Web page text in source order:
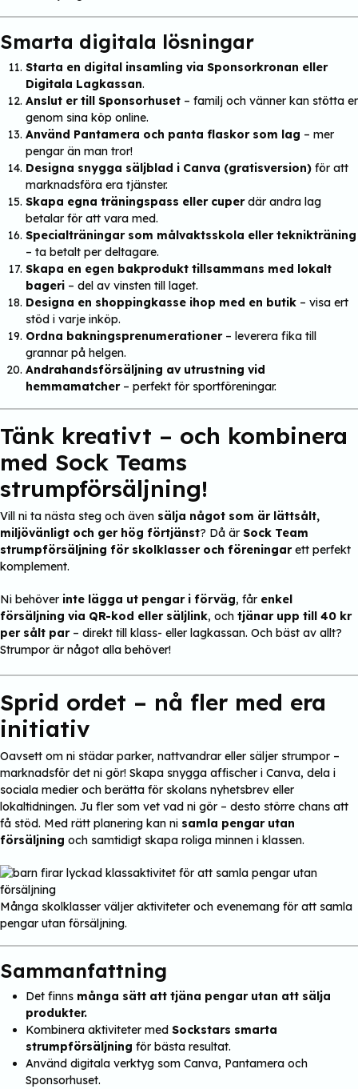
Smarta digitala lösningar
Starta en digital insamling via Sponsorkronan eller
Digitala Lagkassan.
Anslut er till Sponsorhuset – familj och vänner kan stötta er
genom sina köp online.
Använd Pantamera och panta flaskor som lag – mer
pengar än man tror!
Designa snygga säljblad i Canva (gratisversion) för att
marknadsföra era tjänster.
Skapa egna träningspass eller cuperdär andra lag
betalar för att vara med.
Specialträningar som målvaktsskola eller teknikträning
– ta betalt per deltagare.
Skapa en egen bakprodukt tillsammans med lokalt
bageri – del av vinsten till laget.
Designa en shoppingkasse ihop med en butik – visa ert
stöd i varje inköp.
Ordna bakningsprenumerationer– leverera fika till
grannar på helgen.
Andrahandsförsäljning av utrustning vid
hemmamatcher– perfekt för sportföreningar.
Tänk kreativt – och kombinera
med Sock Teams
strumpförsäljning!
Vill ni ta nästa steg och även sälja något som är lättsålt,
miljövänligt och ger hög förtjänst? Då är Sock Team
strumpförsäljning för skolklasser och föreningarett perfekt
komplement.
Ni behöver inte lägga ut pengar i förväg, får enkel
försäljning via QR-kod eller säljlink, och tjänar upp till 40 kr
per sålt par– direkt till klass- eller lagkassan. Och bäst av allt?
Strumpor är något alla behöver!
Sprid ordet – nå fler med era
initiativ
Oavsett om ni städar parker, nattvandrar eller säljer strumpor –
marknadsför det ni gör! Skapa snygga affischer i Canva, dela i
sociala medier och berätta för skolans nyhetsbrev eller
lokaltidningen. Ju fler som vet vad ni gör – desto större chans att
få stöd. Med rätt planering kan ni samla pengar utan
försäljning och samtidigt skapa roliga minnen i klassen.
Många skolklasser väljer aktiviteter och evenemang för att samla
pengar utan försäljning.
Sammanfattning
Det finns många sätt att tjäna pengar utan att sälja
produkter.
Kombinera aktiviteter med Sockstars smarta
strumpförsäljning för bästa resultat.
Använd digitala verktyg som Canva, Pantamera och
Sponsorhuset.